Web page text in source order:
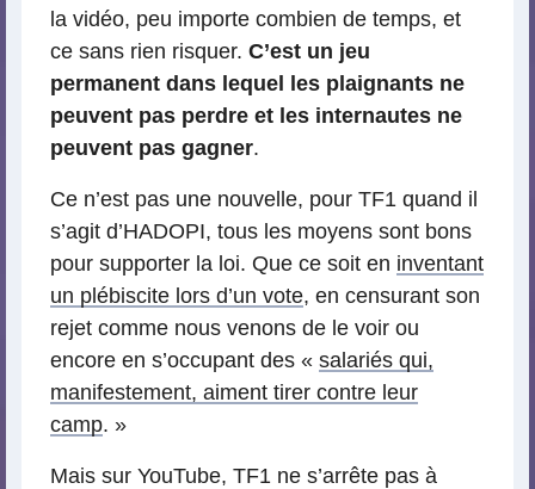
la vidéo, peu importe combien de temps, et
ce sans rien risquer. C’est un jeu
permanent dans lequel les plaignants ne
peuvent pas perdre et les internautes ne
peuvent pas gagner.
Ce n’est pas une nouvelle, pour TF1 quand il
s’agit d’HADOPI, tous les moyens sont bons
pour supporter la loi. Que ce soit en inventant
un plébiscite lors d’un vote, en censurant son
rejet comme nous venons de le voir ou
encore en s’occupant des « salariés qui,
manifestement, aiment tirer contre leur
camp. »
Mais sur YouTube, TF1 ne s’arrête pas à